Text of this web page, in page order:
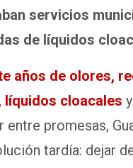
servicios
de líquidos
años de olores,
líquidos cloacales
entre promesas,
tardía: dejar